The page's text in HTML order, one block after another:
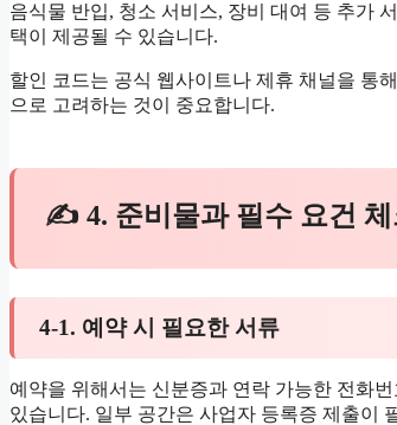
음식물 반입, 청소 서비스, 장비 대여 등 추가
택이 제공될 수 있습니다.
할인 코드는 공식 웹사이트나 제휴 채널을 통
으로 고려하는 것이 중요합니다.
✍ 4. 준비물과 필수 요건
4-1. 예약 시 필요한 서류
예약을 위해서는 신분증과 연락 가능한 전화
있습니다. 일부 공간은 사업자 등록증 제출이